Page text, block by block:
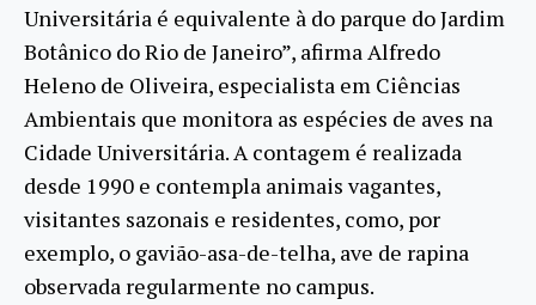
Universitária é equivalente à do parque do Jardim
Botânico do Rio de Janeiro”, afirma Alfredo
Heleno de Oliveira, especialista em Ciências
Ambientais que monitora as espécies de aves na
Cidade Universitária. A contagem é realizada
desde 1990 e contempla animais vagantes,
visitantes sazonais e residentes, como, por
exemplo, o gavião-asa-de-telha, ave de rapina
observada regularmente no campus.